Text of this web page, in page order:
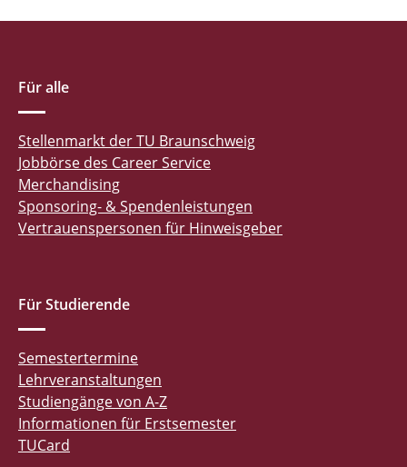
Für alle
Stellenmarkt der TU Braunschweig
Jobbörse des Career Service
Merchandising
Sponsoring- & Spendenleistungen
Vertrauenspersonen für Hinweisgeber
Für Studierende
Semestertermine
Lehrveranstaltungen
Studiengänge von A-Z
Informationen für Erstsemester
TUCard